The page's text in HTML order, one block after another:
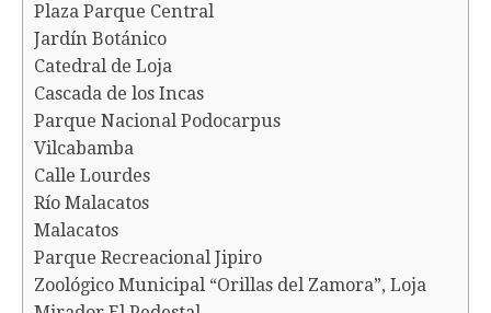
Plaza Parque Central
Jardín Botánico
Catedral de Loja
Cascada de los Incas
Parque Nacional Podocarpus
Vilcabamba
Calle Lourdes
Río Malacatos
Malacatos
Parque Recreacional Jipiro
Zoológico Municipal “Orillas del Zamora”, Loja